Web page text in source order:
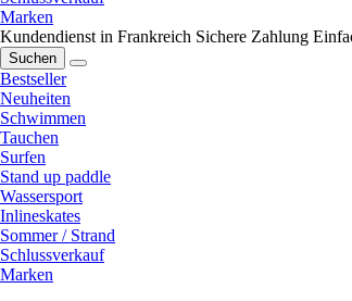
Marken
Kundendienst in Frankreich Sichere Zahlung
Suchen
Bestseller
Neuheiten
Schwimmen
Tauchen
Surfen
Stand up paddle
Wassersport
Inlineskates
Sommer / Strand
Schlussverkauf
Marken